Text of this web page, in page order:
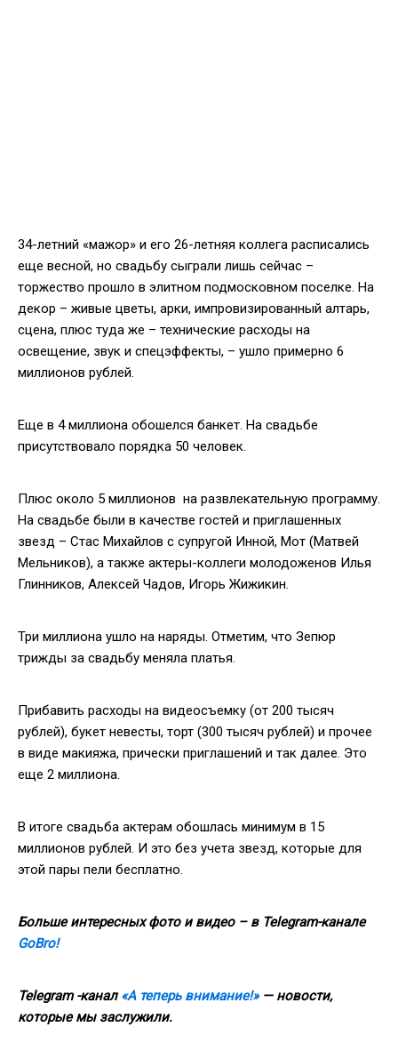
34-летний «мажор» и его 26-летняя коллега расписались
еще весной, но свадьбу сыграли лишь сейчас –
торжество прошло в элитном подмосковном поселке. На
декор – живые цветы, арки, импровизированный алтарь,
сцена, плюс туда же – технические расходы на
освещение, звук и спецэффекты, – ушло примерно 6
миллионов рублей.
Еще в 4 миллиона обошелся банкет. На свадьбе
присутствовало порядка 50 человек.
Плюс около 5 миллионов ­ на развлекательную программу.
На свадьбе были в качестве гостей и приглашенных
звезд – Стас Михайлов с супругой Инной, Мот (Матвей
Мельников), а также актеры-коллеги молодоженов Илья
Глинников, Алексей Чадов, Игорь Жижикин.
Три миллиона ушло на наряды. Отметим, что Зепюр
трижды за свадьбу меняла платья.
Прибавить расходы на видеосъемку (от 200 тысяч
рублей), букет невесты, торт (300 тысяч рублей) и прочее
в виде макияжа, прически приглашений и так далее. Это
еще 2 миллиона.
В итоге свадьба актерам обошлась минимум в 15
миллионов рублей. И это без учета звезд, которые для
этой пары пели бесплатно.
Больше интересных фото и видео – в Telegram-канале
GoBro!
Telegram -канал «А теперь внимание!»— новости,
которые мы заслужили.